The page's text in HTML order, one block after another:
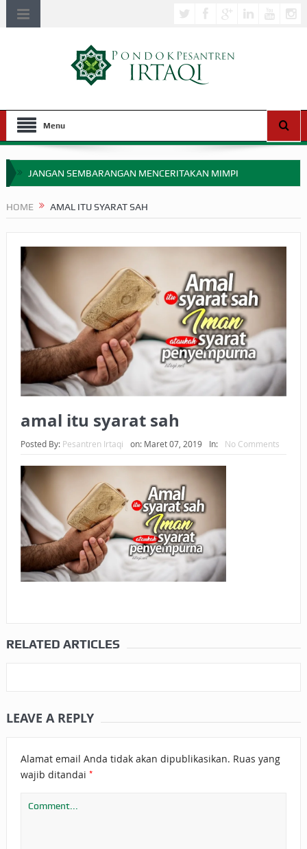
Menu
JANGAN SEMBARANGAN MENCERITAKAN MIMPI
SEBELUM TIBA SAAT WAJIB?
HAKIKAT NIKMAT DI DUNIA!
BAGAIMANA CARA MEMBAYAR ZAKAT UANG?
UANG HARAM BISA MENJADI HALAL JIKA SEBAB
KEPEMILIKANNYA BERUBAH
BAHASA CINTA KARENA ALLAH
HUKUM MEMBAYAR ZAKAT KEPADA KERABAT SENDIRI
HOME AMAL ITU SYARAT SAH
amal itu syarat sah
Posted By: Pesantren Irtaqi on: Maret 07, 2019 In: No Comments
RELATED ARTICLES
LEAVE A REPLY
Alamat email Anda tidak akan dipublikasikan. Ruas yang
wajib ditandai *